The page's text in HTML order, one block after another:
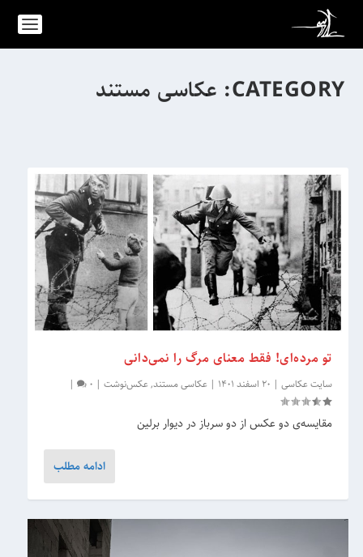
CATEGORY: عکاسی مستند
تو مرده‌ای! فقط معنای مرگ را نمی‌دانی
سایت عکاسی | 20 اسفند 1401 |عکاسی مستند,عکس‌نوشت |
0
|
مقایسه‌ی دو عکس از دو سرباز در دیوار برلین
ادامه مطلب